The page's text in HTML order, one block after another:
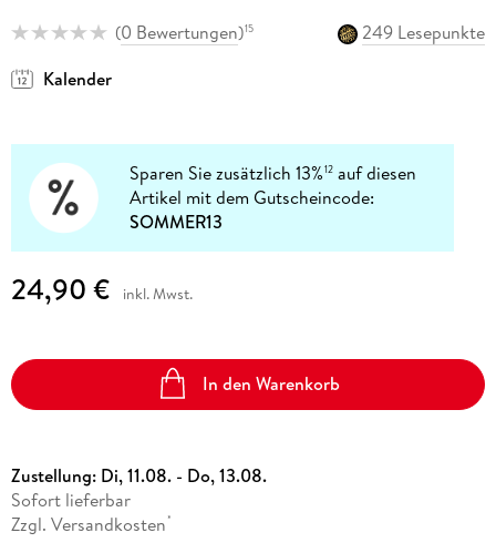
(0 Bewertungen)15
249 Lesepunkte
Kalender
Sparen Sie zusätzlich 13%12 auf diesen
Artikel mit dem Gutscheincode:
SOMMER13
24,90 € inkl. Mwst.
In den Warenkorb
Zustellung: Di, 11.08. - Do, 13.08.
Sofort lieferbar
Zzgl. Versandkosten *